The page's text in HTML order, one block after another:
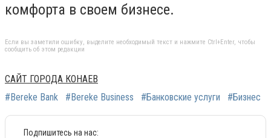
комфорта в своем бизнесе.
Если вы заметили ошибку, выделите необходимый текст и нажмите Ctrl+Enter, чтобы
сообщить об этом редакции
САЙТ ГОРОДА КОНАЕВ
#Bereke Bank
#Bereke Business #Банковские услуги #Бизнес
Подпишитесь на нас: